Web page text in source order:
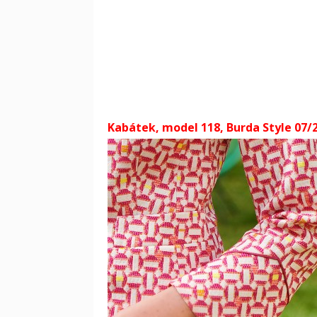
Kabátek, model 118, Burda Style 07/